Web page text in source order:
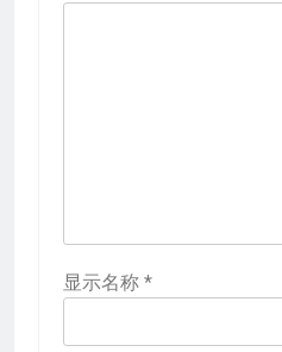
显示名称 *